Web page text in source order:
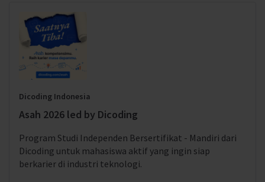
Dicoding Indonesia
Asah 2026 led by Dicoding
Program Studi Independen Bersertifikat - Mandiri dari
Dicoding untuk mahasiswa aktif yang ingin siap
berkarier di industri teknologi.